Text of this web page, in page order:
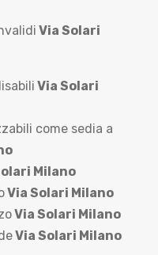
Via Solari
Via Solari
come sedia a
Milano
Via Solari Milano
Via Solari Milano
Via Solari Milano